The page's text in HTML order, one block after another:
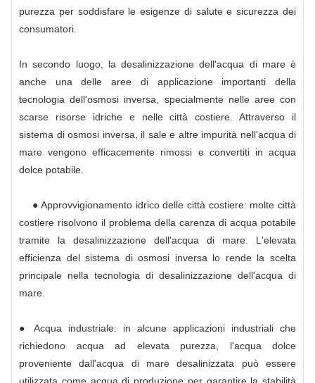
purezza per soddisfare le esigenze di salute e sicurezza dei
consumatori.
In secondo luogo, la desalinizzazione dell'acqua di mare è
anche una delle aree di applicazione importanti della
tecnologia dell'osmosi inversa, specialmente nelle aree con
scarse risorse idriche e nelle città costiere. Attraverso il
sistema di osmosi inversa, il sale e altre impurità nell'acqua di
mare vengono efficacemente rimossi e convertiti in acqua
dolce potabile.
● Approvvigionamento idrico delle città costiere: molte città
costiere risolvono il problema della carenza di acqua potabile
tramite la desalinizzazione dell'acqua di mare. L'elevata
efficienza del sistema di osmosi inversa lo rende la scelta
principale nella tecnologia di desalinizzazione dell'acqua di
mare.
● Acqua industriale: in alcune applicazioni industriali che
richiedono acqua ad elevata purezza, l'acqua dolce
proveniente dall'acqua di mare desalinizzata può essere